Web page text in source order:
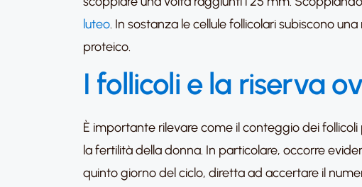
luteo. In sostanza le cellule follicolari subiscono
proteico.
I follicoli e la riserva
È importante rilevare come il conteggio dei
la fertilità della donna. In particolare, occorre
quinto giorno del ciclo, diretta ad accertare il